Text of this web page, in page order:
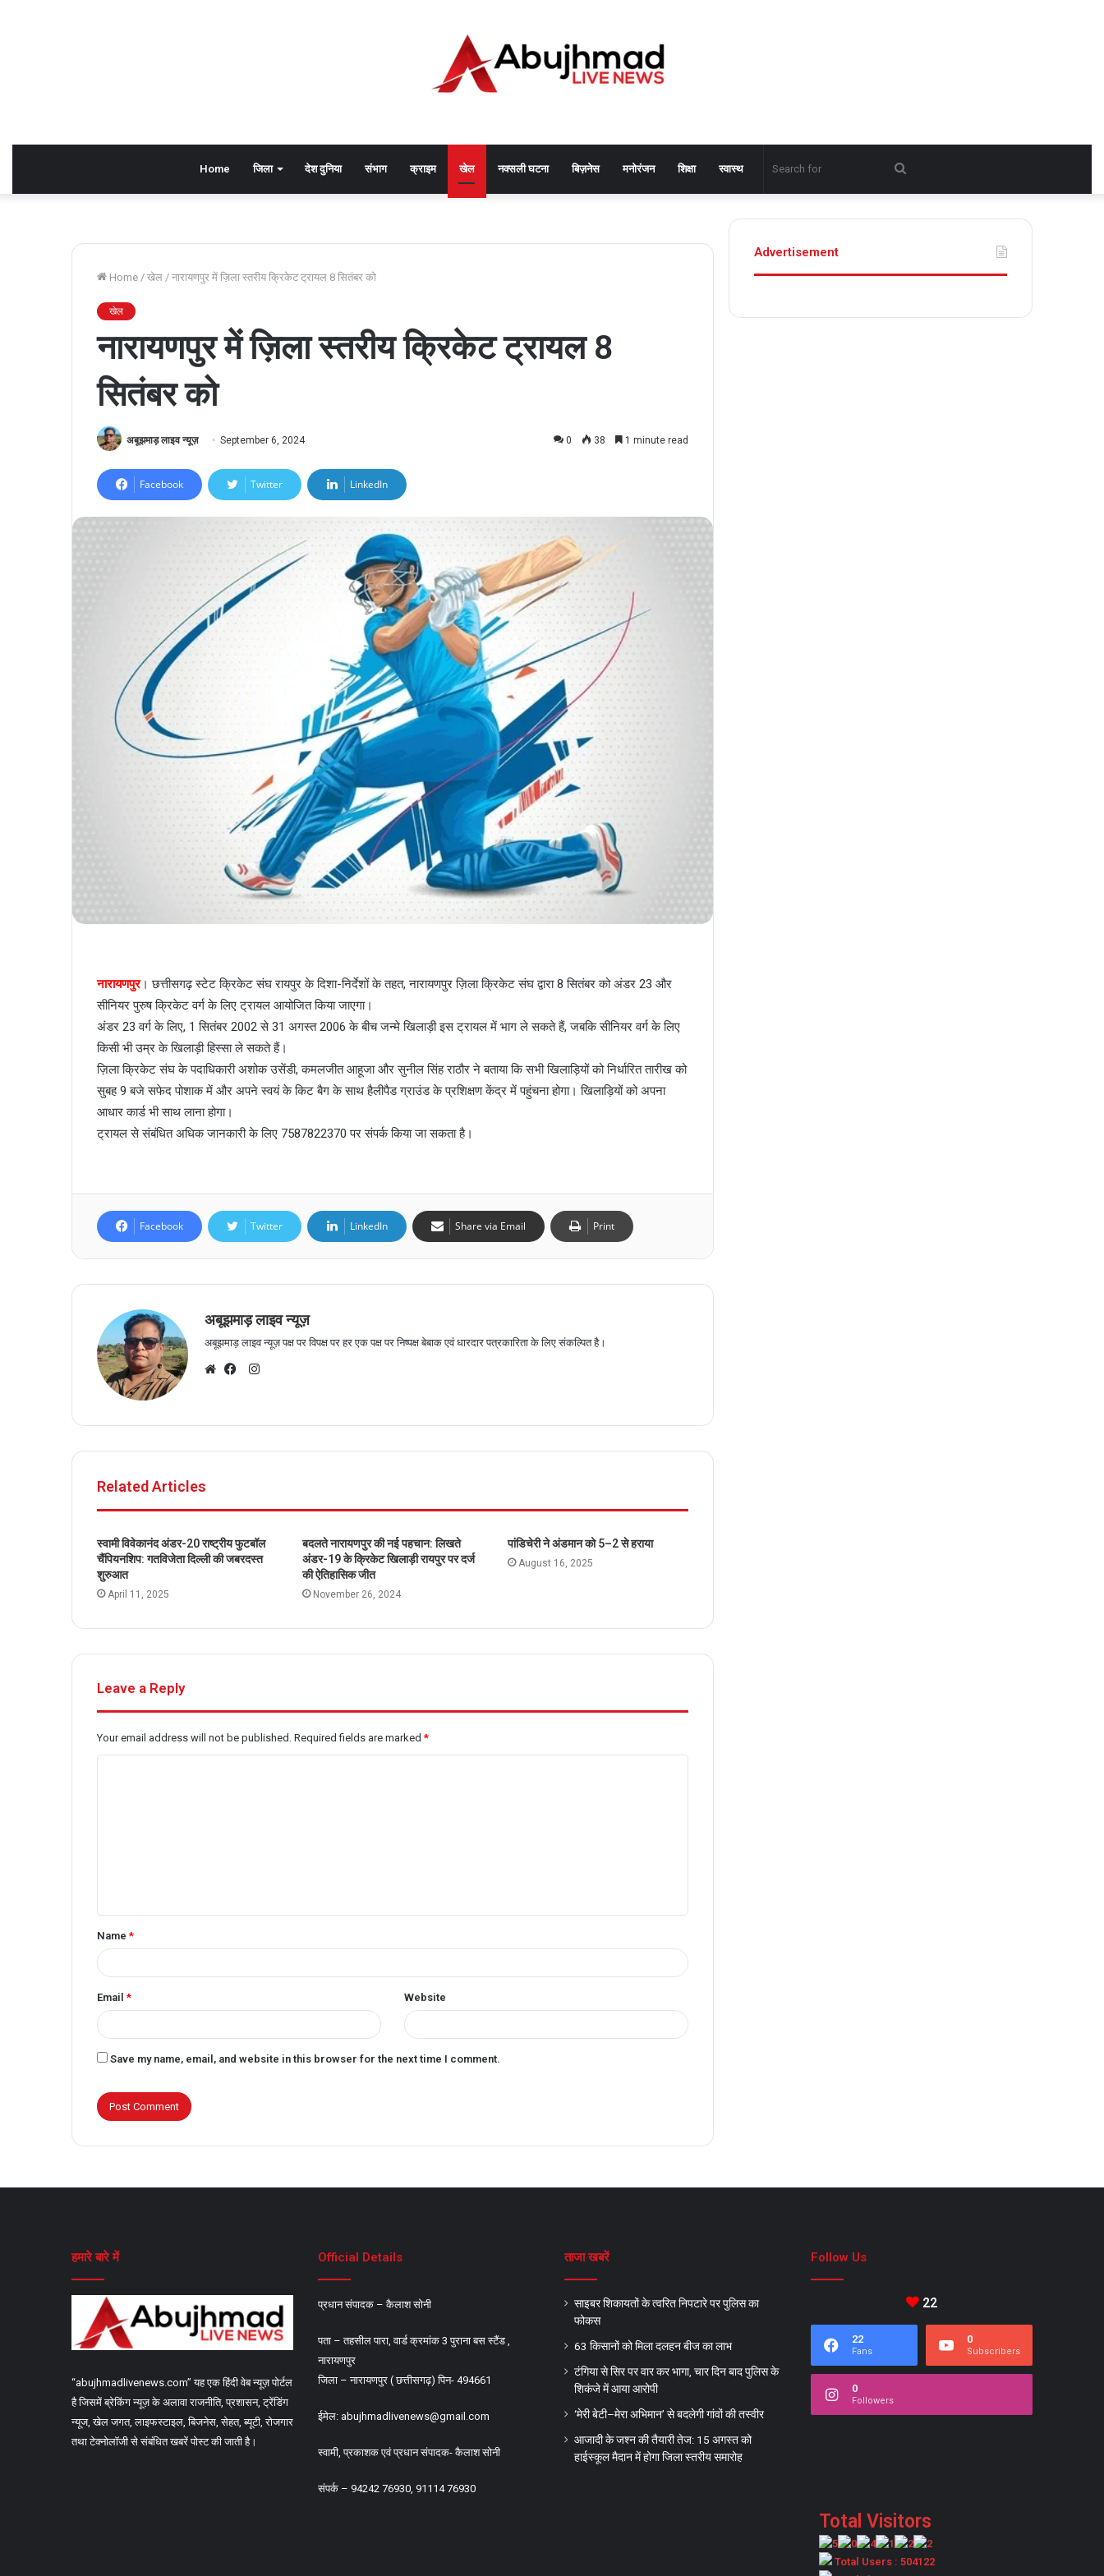
Home जिला देश दुनिया संभाग क्राइम खेल नक्सली घटना बिज़नेस मनोरंजन शिक्षा स्वास्थ Search
for
Home / खेल / नारायणपुर में ज़िला स्तरीय क्रिकेट ट्रायल 8 सितंबर को
खेल
नारायणपुर में ज़िला स्तरीय क्रिकेट ट्रायल 8
सितंबर को
अबूझमाड़ लाइव न्यूज़ September 6, 2024 0 38 1 minute read
Facebook Twitter LinkedIn
नारायणपुर। छत्तीसगढ़ स्टेट क्रिकेट संघ रायपुर के दिशा-निर्देशों के तहत, नारायणपुर ज़िला क्रिकेट संघ द्वारा 8 सितंबर को अंडर 23 और
सीनियर पुरुष क्रिकेट वर्ग के लिए ट्रायल आयोजित किया जाएगा।
अंडर 23 वर्ग के लिए, 1 सितंबर 2002 से 31 अगस्त 2006 के बीच जन्मे खिलाड़ी इस ट्रायल में भाग ले सकते हैं, जबकि सीनियर वर्ग के लिए
किसी भी उम्र के खिलाड़ी हिस्सा ले सकते हैं।
ज़िला क्रिकेट संघ के पदाधिकारी अशोक उसेंडी, कमलजीत आहूजा और सुनील सिंह राठौर ने बताया कि सभी खिलाड़ियों को निर्धारित तारीख को
सुबह 9 बजे सफेद पोशाक में और अपने स्वयं के किट बैग के साथ हैलीपैड ग्राउंड के प्रशिक्षण केंद्र में पहुंचना होगा। खिलाड़ियों को अपना
आधार कार्ड भी साथ लाना होगा।
ट्रायल से संबंधित अधिक जानकारी के लिए 7587822370 पर संपर्क किया जा सकता है।
Facebook Twitter LinkedIn Share via Email Print
अबूझमाड़ लाइव न्यूज़
अबूझमाड़ लाइव न्यूज़ पक्ष पर विपक्ष पर हर एक पक्ष पर निष्पक्ष बेबाक एवं धारदार पत्रकारिता के लिए संकल्पित है।
b
s
e
c
e
o
I
t
a
a
Related Articles
स्वामी विवेकानंद अंडर-20 राष्ट्रीय फुटबॉल
चैंपियनशिप: गतविजेता दिल्ली की जबरदस्त
शुरुआत
April 11, 2025
बदलते नारायणपुर की नई पहचान: लिखते
अंडर-19 के क्रिकेट खिलाड़ी रायपुर पर दर्ज
की ऐतिहासिक जीत
November 26, 2024
पांडिचेरी ने अंडमान को 5–2 से हराया
August 16, 2025
Leave a Reply
Your email address will not be published. Required fields are marked*
t
*
Name*
Email* Website
Save my name, email, and website in this browser for the next time I comment.
Advertisement
हमारे बारे में
“abujhmadlivenews.com” यह एक हिंदी वेब न्यूज़ पोर्टल
है जिसमें ब्रेकिंग न्यूज़ के अलावा राजनीति, प्रशासन, ट्रेंडिंग
न्यूज, खेल जगत, लाइफस्टाइल, बिजनेस, सेहत, ब्यूटी, रोजगार
तथा टेक्नोलॉजी से संबंधित खबरें पोस्ट की जाती है।
Official Details
प्रधान संपादक – कैलाश सोनी
पता – तहसील पारा, वार्ड क्रमांक 3 पुराना बस स्टैंड ,
नारायणपुर
जिला – नारायणपुर ( छत्तीसगढ़) पिन- 494661
ईमेल: abujhmadlivenews@gmail.com
स्वामी, प्रकाशक एवं प्रधान संपादक- कैलाश सोनी
संपर्क – 94242 76930, 91114 76930
ताजा खबरें
साइबर शिकायतों के त्वरित निपटारे पर पुलिस का
फोकस
63 किसानों को मिला दलहन बीज का लाभ
टंगिया से सिर पर वार कर भागा, चार दिन बाद पुलिस के
शिकंजे में आया आरोपी
‘मेरी बेटी–मेरा अभिमान’ से बदलेगी गांवों की तस्वीर
आजादी के जश्न की तैयारी तेज: 15 अगस्त को
हाईस्कूल मैदान में होगा जिला स्तरीय समारोह
Follow Us
22
22
Fans
0
Subscribers
0
Followers
Total Visitors
Total Users : 504122